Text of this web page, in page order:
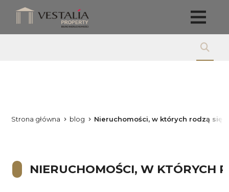
Strona główna blog Nieruchomości, w których rodzą się
NIERUCHOMOŚCI, W KTÓRYCH